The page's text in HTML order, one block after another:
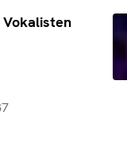
Vokalisten